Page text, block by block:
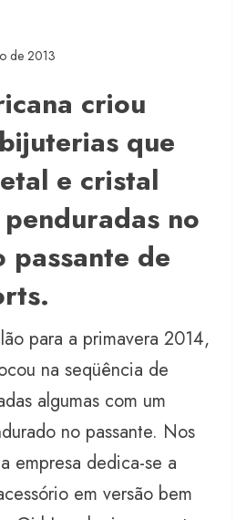
de 2013
criou
que
e cristal
no
passante de
para a primavera 2014,
na seqüência de
algumas com um
no passante. Nos
empresa dedica-se a
em versão bem